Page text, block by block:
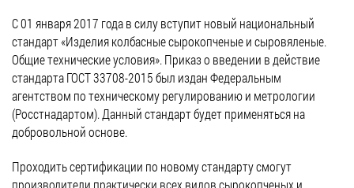
С 01 января 2017 года в силу вступит новый национальный
стандарт «Изделия колбасные сырокопченые и сыровяленые.
Общие технические условия». Приказ о введении в действие
стандарта ГОСТ 33708-2015 был издан Федеральным
агентством по техническому регулированию и метрологии
(Росстнадартом). Данный стандарт будет применяться на
добровольной основе.
Проходить сертификации по новому стандарту смогут
производители практически всех видов сырокопченых и